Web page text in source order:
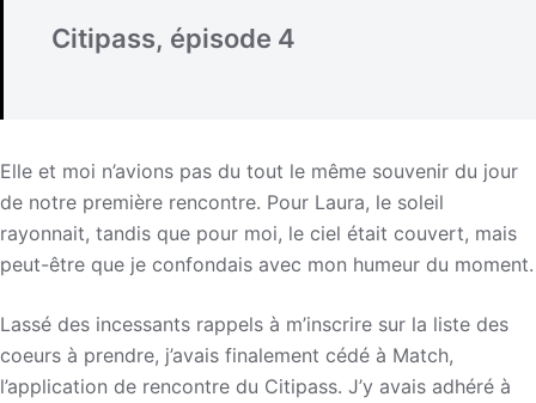
Citipass, épisode 4
Elle et moi n’avions pas du tout le même souvenir du jour
de notre première rencontre. Pour Laura, le soleil
rayonnait, tandis que pour moi, le ciel était couvert, mais
peut-être que je confondais avec mon humeur du moment.
Lassé des incessants rappels à m’inscrire sur la liste des
coeurs à prendre, j’avais finalement cédé à Match,
l’application de rencontre du Citipass. J’y avais adhéré à